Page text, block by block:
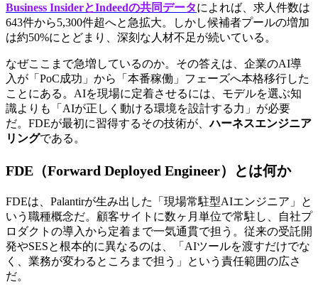
Business InsiderとIndeedの共同データによれば、求人件数は
643件から5,300件超へと急拡大。しかし候補者プールの増加
は約50%にとどまり、深刻な人材不足が続いている。
なぜここまで急増しているのか。その答えは、企業のAI導
入が「PoC成功」から「本番稼働」フェーズへ本格移行した
ことにある。AIを現場に定着させるには、モデルを選ぶ知
識よりも「AIが正しく動ける環境を設計する力」が必要
だ。FDEが最初に習得するその技術が、ハーネスエンジニア
リングである。
FDE（Forward Deployed Engineer）とは何か
FDEは、Palantirが生み出した「現場常駐型AIエンジニア」と
いう職種概念だ。顧客サイトに数ヶ月単位で常駐し、自社プ
ロダクトの導入から定着まで一気通貫で担う。従来の受託開
発やSESと根本的に異なるのは、「AIツールを渡すだけでな
く、業務が変わるところまで担う」という責任範囲の広さ
だ。